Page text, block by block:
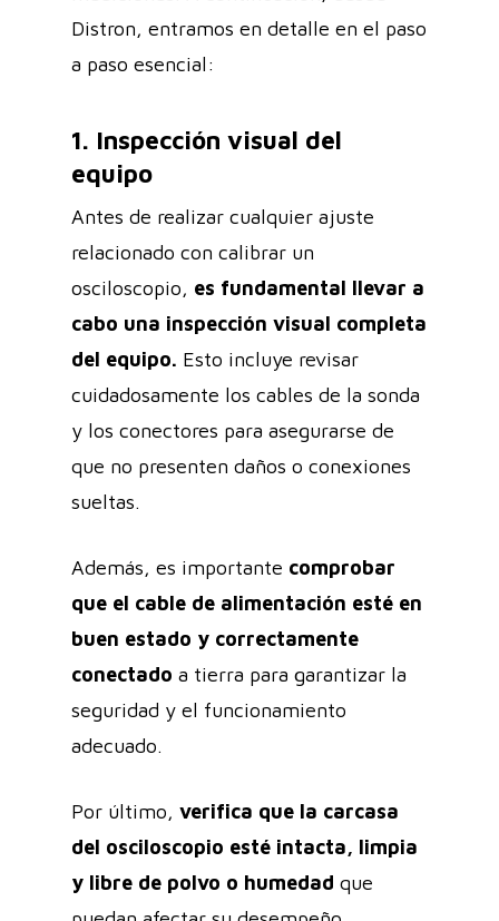
Distron, entramos en detalle en el paso
a paso esencial:
1. Inspección visual del
equipo
Antes de realizar cualquier ajuste
relacionado con calibrar un
osciloscopio, es fundamental llevar a
cabo una inspección visual completa
del equipo. Esto incluye revisar
cuidadosamente los cables de la sonda
y los conectores para asegurarse de
que no presenten daños o conexiones
sueltas.
Además, es importante comprobar
que el cable de alimentación esté en
buen estado y correctamente
conectado a tierra para garantizar la
seguridad y el funcionamiento
adecuado.
Por último, verifica que la carcasa
del osciloscopio esté intacta, limpia
y libre de polvo o humedad que